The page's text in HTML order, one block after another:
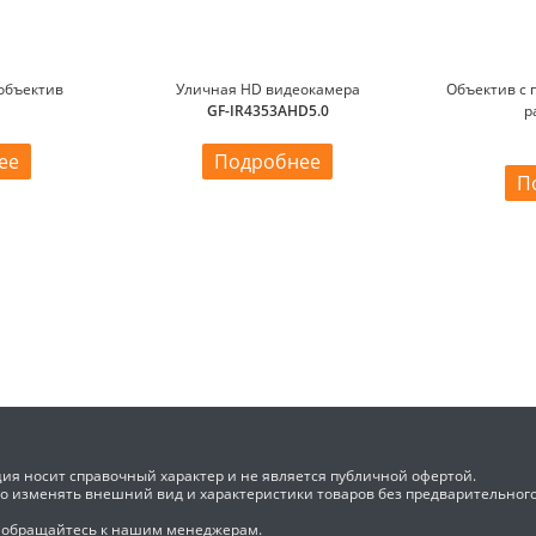
Уличная HD видеокамера
GF-IR4353AHD5.0
Подробнее
Объектив с
носит справочный характер и не является публичной офертой.
изменять внешний вид и характеристики товаров без
к нашим менеджерам.